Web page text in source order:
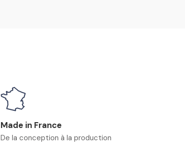
Made in France
De la conception à la production